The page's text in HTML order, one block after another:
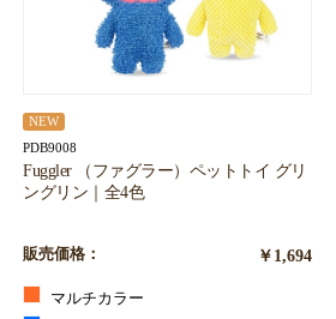
NEW
PDB9008
Fuggler （ファグラー）ペットトイ グリ
ングリン｜全4色
販売価格： ￥1,694
マルチカラー